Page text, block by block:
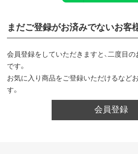
まだご登録がお済みでないお客
会員登録をしていただきますと、二度目
です。
お気に入り商品をご登録いただけるなど
す。
会員登録